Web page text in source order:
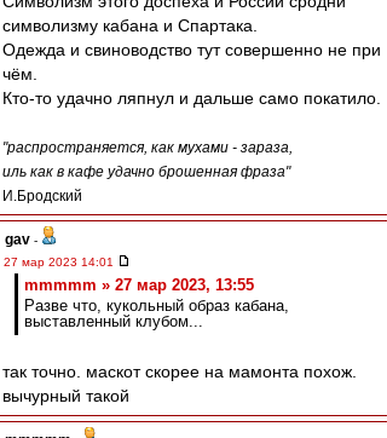
символизму кабана и Спартака.
Одежда и свиноводство тут совершенно не при
чём.
Кто-то удачно ляпнул и дальше само покатило.
"распространяется, как мухами - зараза,
иль как в кафе удачно брошенная фраза"
И.Бродский
gav -
27 мар 2023 14:01
mmmmm » 27 мар 2023, 13:55
Разве что, кукольный образ кабана,
выставленный клубом...
так точно. маскот скорее на мамонта похож.
вычурный такой